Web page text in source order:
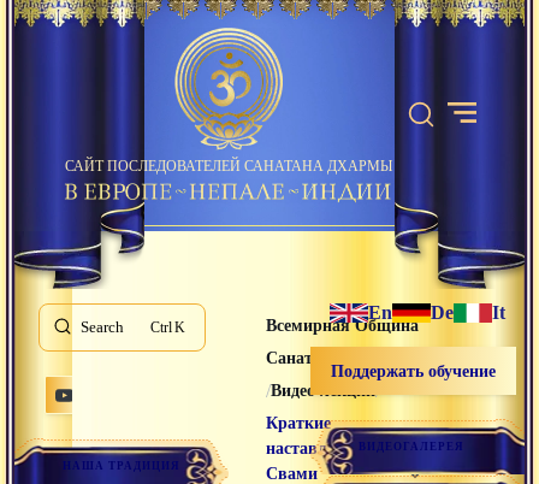
САЙТ ПОСЛЕДОВАТЕЛЕЙ САНАТАНА ДХАРМЫ
Search K
НАША ТРАДИЦИЯ
Всемирная Община
Санатана Дхармы
/Видео лекции/
Краткие
наставления
Свами
En De It
Поддержать обучение
ВИДЕОГАЛЕРЕЯ